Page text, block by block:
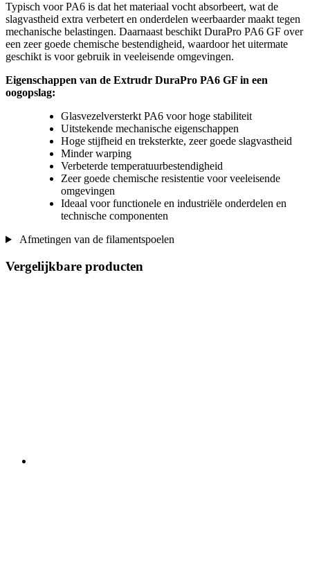
Typisch voor PA6 is dat het materiaal vocht absorbeert, wat de
slagvastheid extra verbetert en onderdelen weerbaarder maakt tegen
mechanische belastingen. Daarnaast beschikt DuraPro PA6 GF over
een zeer goede chemische bestendigheid, waardoor het uitermate
geschikt is voor gebruik in veeleisende omgevingen.
Eigenschappen van de Extrudr DuraPro PA6 GF in een
oogopslag:
Glasvezelversterkt PA6 voor hoge stabiliteit
Uitstekende mechanische eigenschappen
Hoge stijfheid en treksterkte, zeer goede slagvastheid
Minder warping
Verbeterde temperatuurbestendigheid
Zeer goede chemische resistentie voor veeleisende
omgevingen
Ideaal voor functionele en industriële onderdelen en
technische componenten
Afmetingen van de filamentspoelen
Vergelijkbare producten